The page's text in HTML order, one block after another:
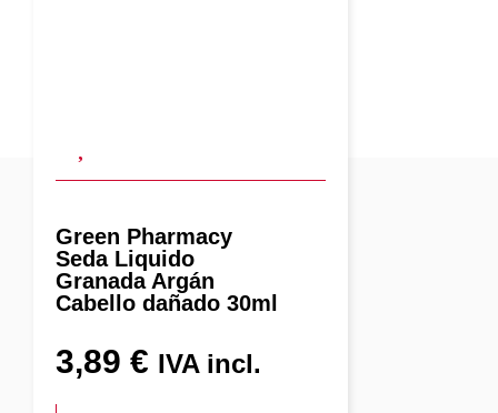
Green Pharmacy
Seda Liquido
Granada Argán
Cabello dañado 30ml
3,89 € IVA incl.